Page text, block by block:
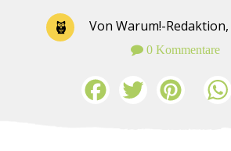
Von Warum!-Redaktion,
0 Kommentare
FacebookTwitter Pinterest